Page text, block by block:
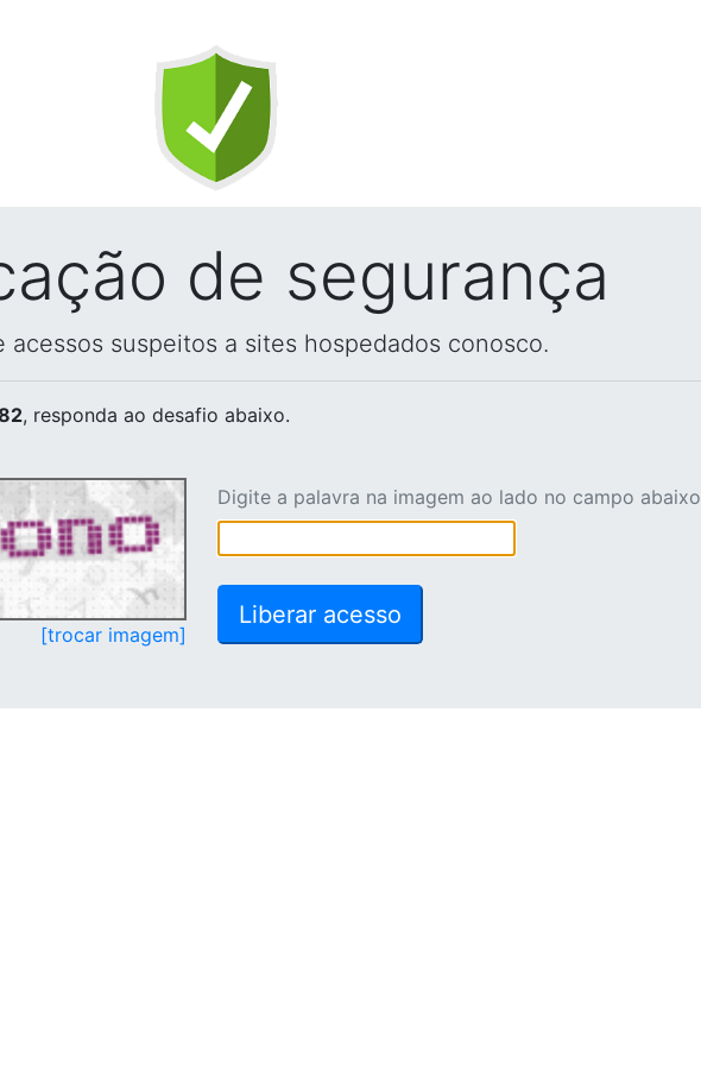
de segurança
suspeitos a sites hospedados conosco.
, responda ao desafio abaixo.
[trocar imagem]
Digite a palavra na imagem ao lado no campo abaixo